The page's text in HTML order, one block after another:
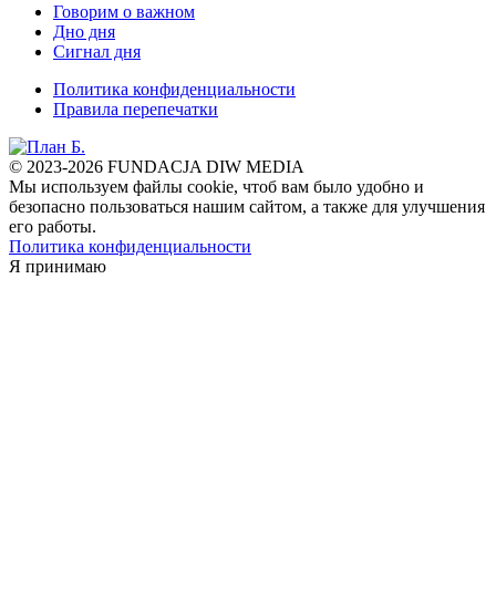
Говорим о важном
Дно дня
Сигнал дня
Политика конфиденциальности
Правила перепечатки
© 2023-2026 FUNDACJA DIW MEDIA
Мы используем файлы cookie, чтоб вам было удобно и
безопасно пользоваться нашим сайтом, а также для улучшения
его работы.
Политика конфиденциальности
Я принимаю